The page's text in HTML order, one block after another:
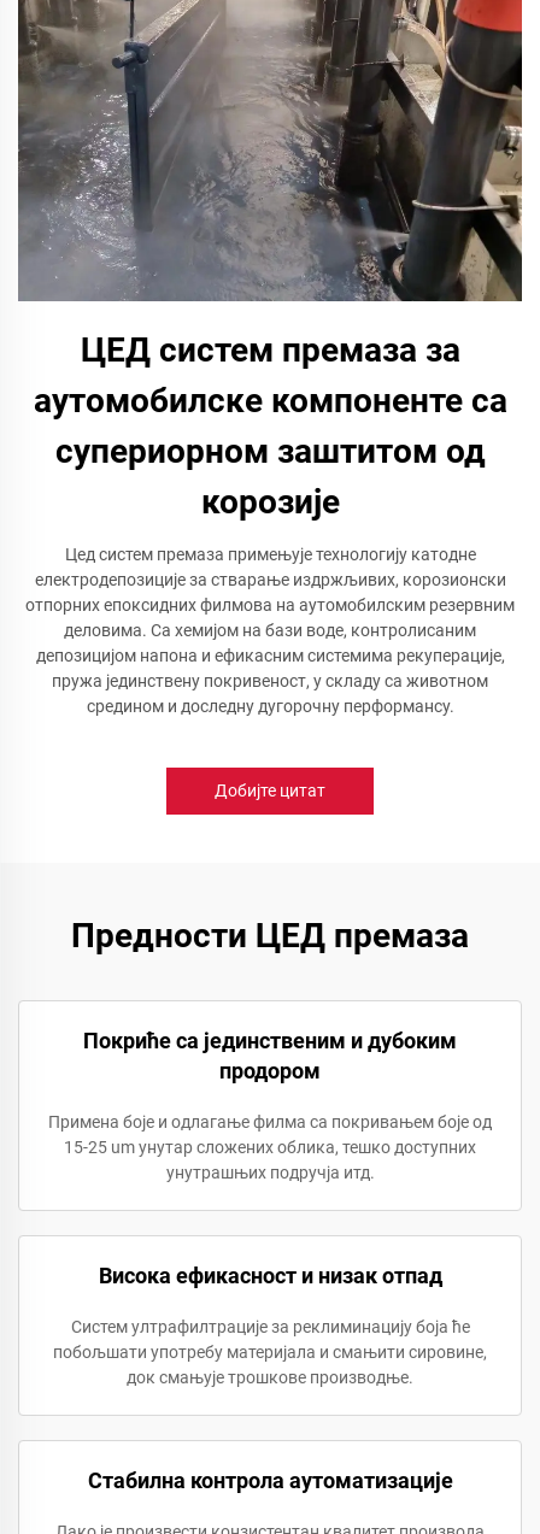
ЦЕД систем премаза за
аутомобилске компоненте са
супериорном заштитом од
корозије
Цед систем премаза примењује технологију катодне
електродепозиције за стварање издржљивих, корозионски
отпорних епоксидних филмова на аутомобилским резервним
деловима. Са хемијом на бази воде, контролисаним
депозицијом напона и ефикасним системима рекуперације,
пружа јединствену покривеност, у складу са животном
средином и доследну дугорочну перформансу.
Добијте цитат
Предности ЦЕД премаза
Покриће са јединственим и дубоким
продором
Примена боје и одлагање филма са покривањем боје од
15-25 um унутар сложених облика, тешко доступних
унутрашњих подручја итд.
Висока ефикасност и низак отпад
Систем ултрафилтрације за реклиминацију боја ће
побољшати употребу материјала и смањити сировине,
док смањује трошкове производње.
Стабилна контрола аутоматизације